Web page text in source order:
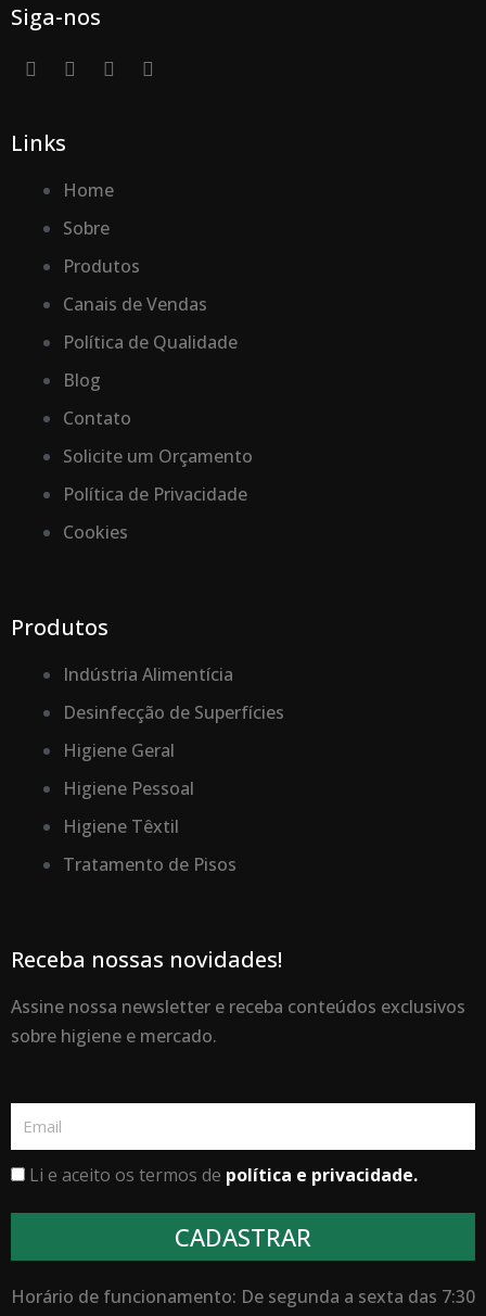
Siga-nos
F
a
b
o
I
n
a
L
i
n
W
h
Links
Home
Sobre
Produtos
Canais de Vendas
Política de Qualidade
Blog
Contato
Solicite um Orçamento
Política de Privacidade
Cookies
Produtos
Indústria Alimentícia
Desinfecção de Superfícies
Higiene Geral
Higiene Pessoal
Higiene Têxtil
Tratamento de Pisos
Receba nossas novidades!
Assine nossa newsletter e receba conteúdos exclusivos
sobre higiene e mercado.
Email
Li e aceito os termos de política e privacidade.
CADASTRAR
Horário de funcionamento: De segunda a sexta das 7:30